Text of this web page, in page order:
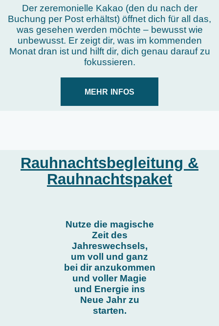
Der zeremonielle Kakao (den du nach der
Buchung per Post erhältst) öffnet dich für all das,
was gesehen werden möchte – bewusst wie
unbewusst. Er zeigt dir, was im kommenden
Monat dran ist und hilft dir, dich genau darauf zu
fokussieren.
MEHR INFOS
Rauhnachtsbegleitung &
Rauhnachtspaket
Nutze die magische
Zeit des
Jahreswechsels,
um voll und ganz
bei dir anzukommen
und voller Magie
und Energie ins
Neue Jahr zu
starten.